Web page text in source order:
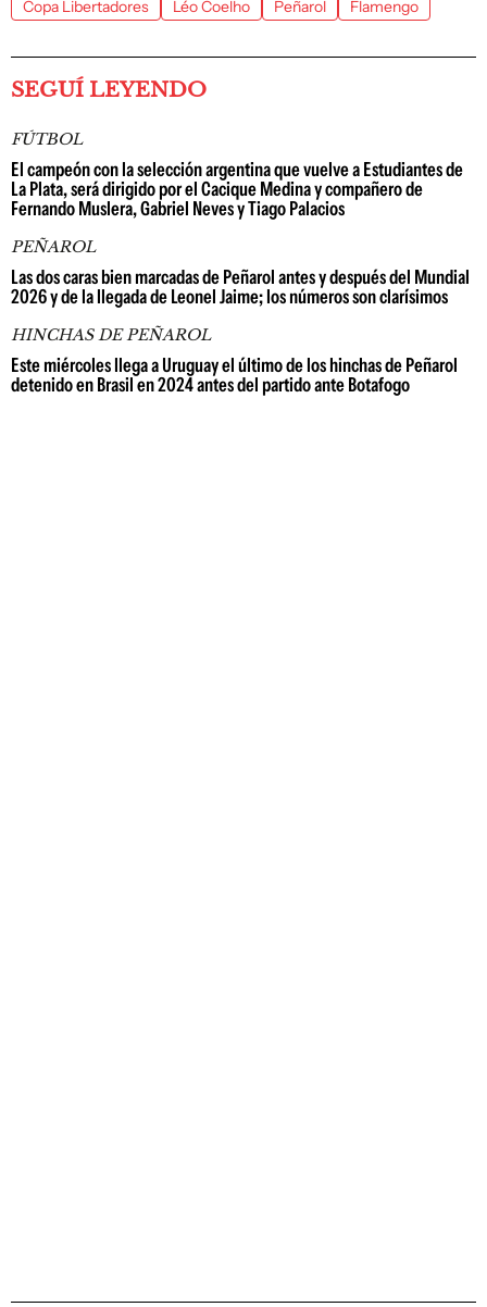
Copa Libertadores Léo Coelho Peñarol Flamengo
SEGUÍ LEYENDO
FÚTBOL
El campeón con la selección argentina que vuelve a Estudiantes de
La Plata, será dirigido por el Cacique Medina y compañero de
Fernando Muslera, Gabriel Neves y Tiago Palacios
PEÑAROL
Las dos caras bien marcadas de Peñarol antes y después del Mundial
2026 y de la llegada de Leonel Jaime; los números son clarísimos
HINCHAS DE PEÑAROL
Este miércoles llega a Uruguay el último de los hinchas de Peñarol
detenido en Brasil en 2024 antes del partido ante Botafogo